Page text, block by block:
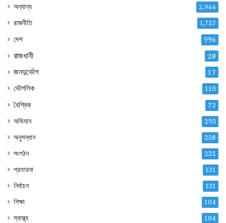
অন্যান্য 2,964
রাজনীতি 1,727
দেশ 996
রাজধানী 28
জনদুর্ভোগ 17
ভৌগলিক 110
বৈশ্বিক 72
অভিযান 293
অনুসন্ধান 258
সংগঠন 232
প্রতারনা 131
নির্বাচন 131
শিক্ষা 104
স্বাস্থ্য 104